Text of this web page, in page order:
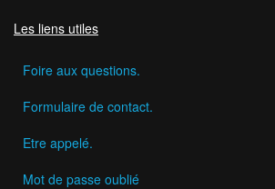
Les liens utiles
Foire aux questions.
Formulaire de contact.
Etre appelé.
Mot de passe oublié